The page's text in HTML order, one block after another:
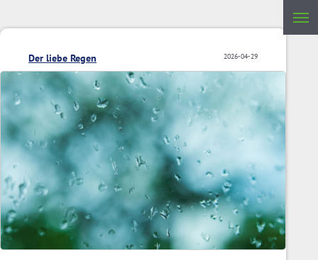
2026-04-29
Der liebe Regen